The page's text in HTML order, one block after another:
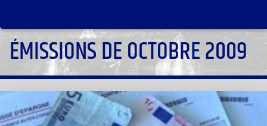
ÉMISSIONS DE OCTOBRE 2009